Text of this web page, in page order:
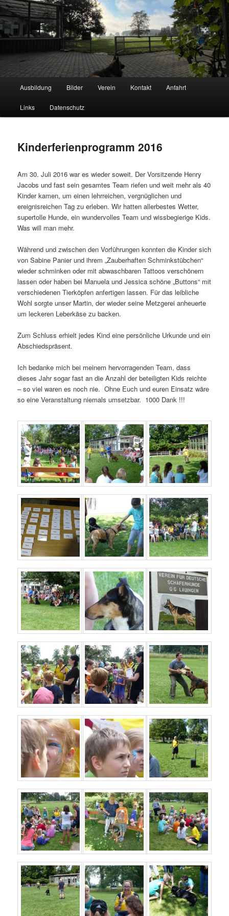
Schäferhundeverein OG Lauingen
Zum
Inhalt
Ausbildung Bilder Verein Kontakt Anfahrt
Links Datenschutz
Kinderferienprogramm 2016
Am 30. Juli 2016 war es wieder soweit. Der Vorsitzende Henry
Jacobs und fast sein gesamtes Team riefen und weit mehr als 40
Kinder kamen, um einen lehrreichen, vergnüglichen und
ereignisreichen Tag zu erleben. Wir hatten allerbestes Wetter,
supertolle Hunde, ein wundervolles Team und wissbegierige Kids.
Was will man mehr.
Während und zwischen den Vorführungen konnten die Kinder sich
von Sabine Panier und ihrem „Zauberhaften Schminkstübchen“
wieder schminken oder mit abwaschbaren Tattoos verschönern
lassen oder haben bei Manuela und Jessica schöne „Buttons“ mit
verschiedenen Tierköpfen anfertigen lassen. Für das leibliche
Wohl sorgte unser Martin, der wieder seine Metzgerei anheuerte
um leckeren Leberkäse zu backen.
Zum Schluss erhielt jedes Kind eine persönliche Urkunde und ein
Abschiedspräsent.
Ich bedanke mich bei meinem hervorragenden Team, dass
dieses Jahr sogar fast an die Anzahl der beteiligten Kids reichte
– so viel waren es noch nie. Ohne Euch und euren Einsatz wäre
so eine Veranstaltung niemals umsetzbar. 1000 Dank !!!